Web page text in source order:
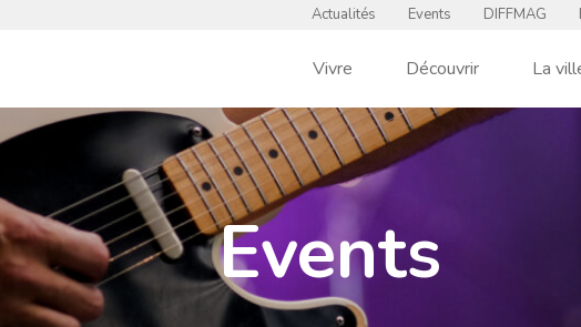
Actualités Events DIFFMAG
Vivre Découvrir La
Events